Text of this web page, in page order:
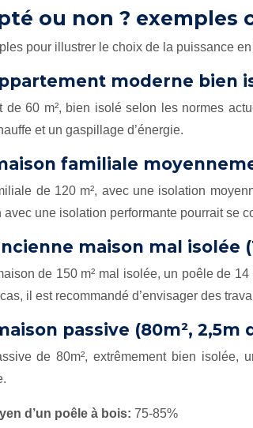
ou non ? exemples
pour illustrer le choix de la puissance
moderne bien
de 60 m², bien isolé selon les normes
et un gaspillage d’énergie.
familiale
de 120 m², avec une isolation
une isolation performante pourrait se
maison mal isolée
de 150 m² mal isolée, un poêle de
il est recommandé d’envisager des
passive (80m²,
de 80m², extrêmement bien
d’un poêle à bois: 75-85%